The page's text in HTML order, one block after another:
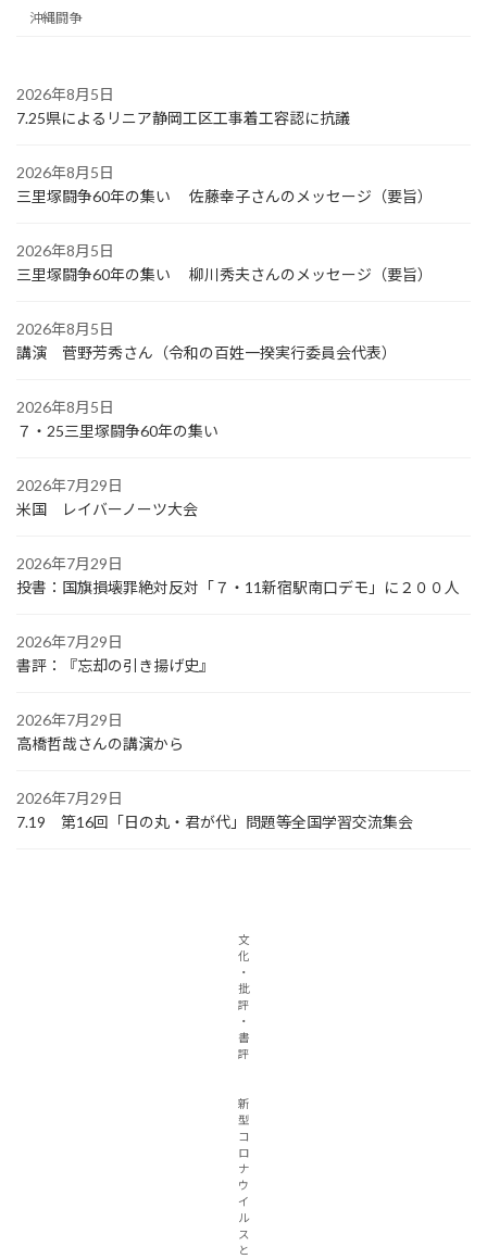
沖縄闘争
2026年8月5日
7.25県によるリニア静岡工区工事着工容認に抗議
2026年8月5日
三里塚闘争60年の集い 佐藤幸子さんのメッセージ（要旨）
2026年8月5日
三里塚闘争60年の集い 柳川秀夫さんのメッセージ（要旨）
2026年8月5日
講演 菅野芳秀さん（令和の百姓一揆実行委員会代表）
2026年8月5日
７・25三里塚闘争60年の集い
2026年7月29日
米国 レイバーノーツ大会
2026年7月29日
投書：国旗損壊罪絶対反対「７・11新宿駅南口デモ」に２００人
2026年7月29日
書評：『忘却の引き揚げ史』
2026年7月29日
高橋哲哉さんの講演から
2026年7月29日
7.19 第16回「日の丸・君が代」問題等全国学習交流集会
文
化
・
批
評
・
書
評
新
型
コ
ロ
ナ
ウ
イ
ル
ス
と